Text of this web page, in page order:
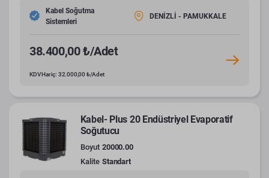
Kabel Soğutma
Sistemleri
DENİZLİ - PAMUKKALE
38.400,00 ₺/Adet
KDV Hariç: 32.000,00 ₺/Adet
Kabel- Plus 20 Endüstriyel Evaporatif
Soğutucu
Boyut 20000.00
Kalite Standart